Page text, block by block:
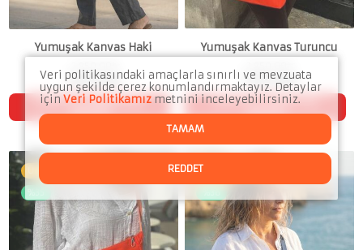
Yumuşak Kanvas Haki
2,850.00
1,852.50 ₺
SEPETTE 2. ÜRÜNE %10
İNDİRİM
Yumuşak Kanvas Turuncu
1,852.50₺
SEPETTE 2. ÜRÜNE %10
İNDİRİM
Veri politikasındaki amaçlarla sınırlı ve mevzuata
uygun şekilde çerez konumlandırmaktayız. Detaylar
için Veri Politikamızmetnini inceleyebilirsiniz.
TAMAM
REDDET